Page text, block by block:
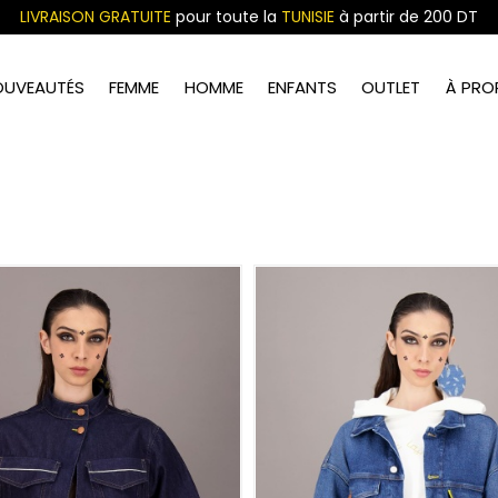
LIVRAISON GRATUITE pour toute la TUNISIE à partir de 200 DT
FEMME HOMME ENFANTS OUTLET À